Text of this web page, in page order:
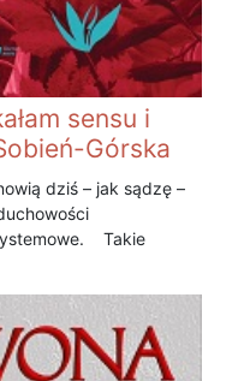
sensu i
Górska
dziś – jak sądzę –
Takie